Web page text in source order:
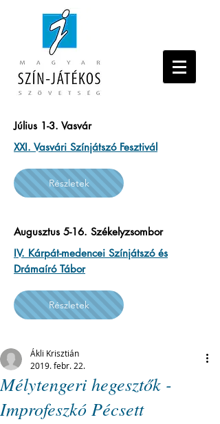
Július 1-3. Vasvár
XXI. Vasvári Színjátszó Fesztivál
Részletek
Augusztus 5-16. Székelyzsombor
IV. Kárpát-medencei Színjátszó és
Drámaíró Tábor
Részletek
Mélytengeri hegesztők -
Improfeszkó Pécsett
Ákli Krisztián
2019. febr. 22.